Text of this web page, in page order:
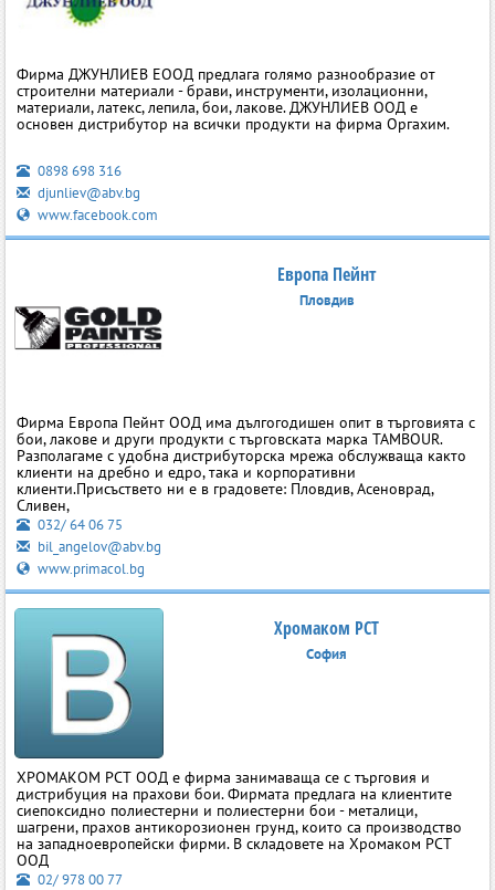
Фирма ДЖУНЛИЕВ ЕООД предлага голямо разнообразие от
строителни материали - брави, инструменти, изолационни,
материали, латекс, лепила, бои, лакове. ДЖУНЛИЕВ ООД е
основен дистрибутор на всички продукти на фирма Оргахим.
0898 698 316
djunliev@abv.bg
www.facebook.com
Европа Пейнт
Пловдив
Фирма Европа Пейнт ООД има дългогодишен опит в търговията с
бои, лакове и други продукти с търговската марка TAMBOUR.
Разполагаме с удобна дистрибуторска мрежа обслужваща както
клиенти на дребно и едро, така и корпоративни
клиенти.Присъствето ни е в градовете: Пловдив, Асеноврад,
Сливен,
032/ 64 06 75
bil_angelov@abv.bg
www.primacol.bg
Хромаком РСТ
София
ХРОМАКОМ РСТ ООД е фирма занимаваща се с търговия и
дистрибуция на прахови бои. Фирмата предлага на клиентите
сиепоксидно полиестерни и полиестерни бои - металици,
шагрени, прахов антикорозионен грунд, които са производство
на западноевропейски фирми. В складовете на Хромаком РСТ
ООД
02/ 978 00 77